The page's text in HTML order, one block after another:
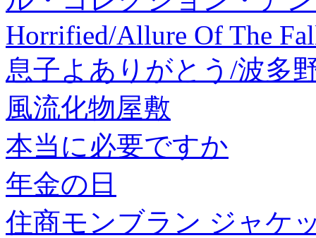
Horrified/Allure Of The
息子よありがとう/波多
風流化物屋敷
本当に必要ですか
年金の日
住商モンブラン ジャケ